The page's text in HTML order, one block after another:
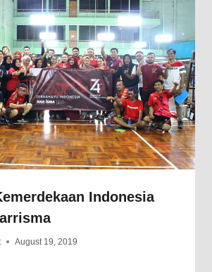
Indonesia
August 19, 2019